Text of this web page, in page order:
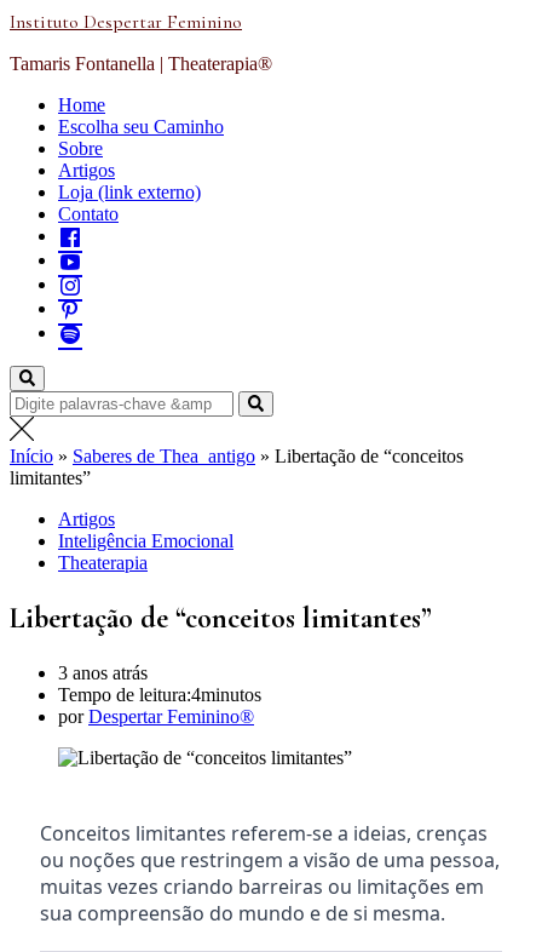
Instituto Despertar Feminino
Tamaris Fontanella | Theaterapia®
Home
Escolha seu Caminho
Sobre
Artigos
Loja (link externo)
Contato
Início » Saberes de Thea_antigo » Libertação de “conceitos
limitantes”
Artigos
Inteligência Emocional
Theaterapia
Libertação de “conceitos limitantes”
3 anos atrás
Tempo de leitura:4minutos
porDespertar Feminino®
Conceitos limitantes referem-se a ideias, crenças
ou noções que restringem a visão de uma pessoa,
muitas vezes criando barreiras ou limitações em
sua compreensão do mundo e de si mesma.